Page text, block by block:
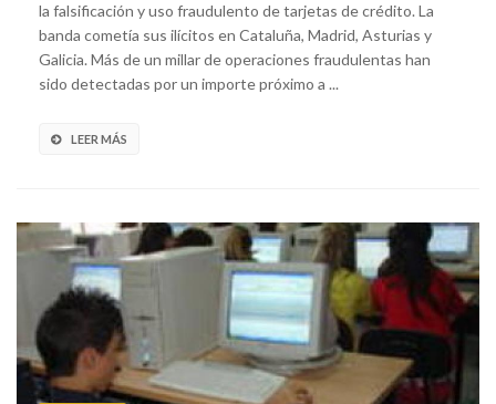
la falsificación y uso fraudulento de tarjetas de crédito. La
banda cometía sus ilícitos en Cataluña, Madrid, Asturias y
Galicia. Más de un millar de operaciones fraudulentas han
sido detectadas por un importe próximo a ...
LEER MÁS